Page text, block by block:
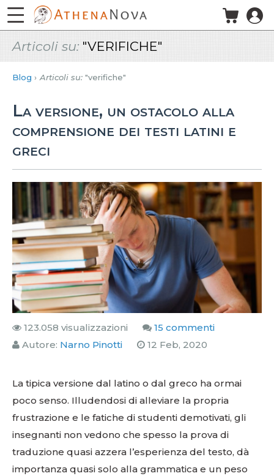
Salta al contenuto principale
Articoli su: "VERIFICHE"
Blog Articoli su: "verifiche"
La versione, un ostacolo alla
comprensione dei testi latini e
greci
123.058 visualizzazioni
15 commenti
Autore: Narno Pinotti 12 Feb, 2020
La tipica versione dal latino o dal greco ha ormai
poco senso. Illudendosi di alleviare la propria
frustrazione e le fatiche di studenti demotivati, gli
insegnanti non vedono che spesso la prova di
traduzione quasi azzera l’esperienza del testo, dà
importanza quasi solo alla grammatica e un peso